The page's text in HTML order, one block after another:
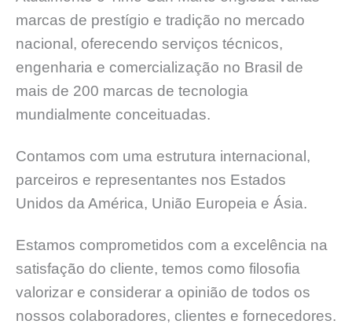
marcas de prestígio e tradição no mercado
nacional, oferecendo serviços técnicos,
engenharia e comercialização no Brasil de
mais de 200 marcas de tecnologia
mundialmente conceituadas.
Contamos com uma estrutura internacional,
parceiros e representantes nos Estados
Unidos da América, União Europeia e Ásia.
Estamos comprometidos com a excelência na
satisfação do cliente, temos como filosofia
valorizar e considerar a opinião de todos os
nossos colaboradores, clientes e fornecedores.